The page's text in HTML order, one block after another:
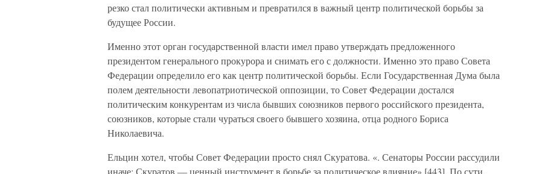
резко стал политически активным и превратился в важный центр политической борьбы за
будущее России.
Именно этот орган государственной власти имел право утверждать предложенного
президентом генерального прокурора и снимать его с должности. Именно это право Совета
Федерации определило его как центр политической борьбы. Если Государственная Дума была
полем деятельности левопатриотической оппозиции, то Совет Федерации достался
политическим конкурентам из числа бывших союзников первого российского президента,
союзников, которые стали чураться своего бывшего хозяина, отца родного Бориса
Николаевича.
Ельцин хотел, чтобы Совет Федерации просто снял Скуратова. «. Сенаторы России рассудили
иначе: Скуратов — ценный инструмент в борьбе за политическое влияние» [443]. По сути,